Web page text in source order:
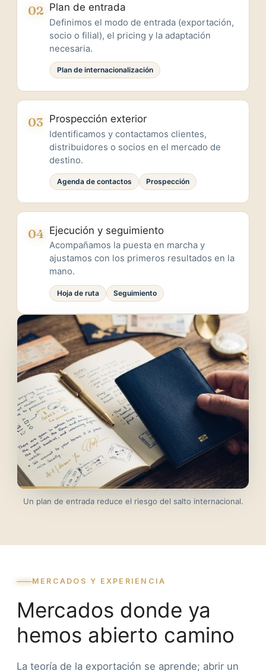
02 Plan de entrada
Definimos el modo de entrada (exportación,
socio o filial), el pricing y la adaptación
necesaria.
Plan de internacionalización
03 Prospección exterior
Identificamos y contactamos clientes,
distribuidores o socios en el mercado de
destino.
Agenda de contactos Prospección
04 Ejecución y seguimiento
Acompañamos la puesta en marcha y
ajustamos con los primeros resultados en la
mano.
Hoja de ruta Seguimiento
Un plan de entrada reduce el riesgo del salto internacional.
MERCADOS Y EXPERIENCIA
Mercados donde ya
hemos abierto camino
La teoría de la exportación se aprende; abrir un